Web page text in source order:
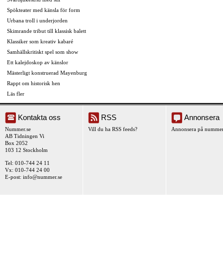
Spökteater med känsla för form
Urbana troll i underjorden
Skimrande tribut till klassisk balett
Klassiker som kreativ kabaré
Samhällskritiskt spel som show
Ett kalejdoskop av känslor
Mästerligt konstruerad Mayenburg
Rappt om historisk hen
Läs fler
Kontakta oss
Nummer.se
AB Tidningen Vi
Box 2052
103 12 Stockholm
Tel: 010-744 24 11
Vx: 010-744 24 00
E-post: info@nummer.se
RSS
Vill du ha RSS feeds?
Annonsera
Annonsera på